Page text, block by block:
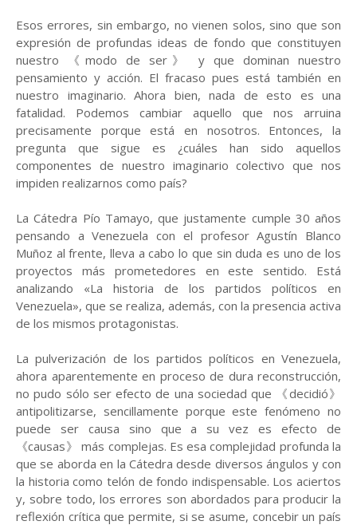
Esos errores, sin embargo, no vienen solos, sino que son
expresión de profundas ideas de fondo que constituyen
nuestro 《modo de ser》 y que dominan nuestro
pensamiento y acción. El fracaso pues está también en
nuestro imaginario. Ahora bien, nada de esto es una
fatalidad. Podemos cambiar aquello que nos arruina
precisamente porque está en nosotros. Entonces, la
pregunta que sigue es ¿cuáles han sido aquellos
componentes de nuestro imaginario colectivo que nos
impiden realizarnos como país?
La Cátedra Pío Tamayo, que justamente cumple 30 años
pensando a Venezuela con el profesor Agustín Blanco
Muñoz al frente, lleva a cabo lo que sin duda es uno de los
proyectos más prometedores en este sentido. Está
analizando «La historia de los partidos políticos en
Venezuela», que se realiza, además, con la presencia activa
de los mismos protagonistas.
La pulverización de los partidos políticos en Venezuela,
ahora aparentemente en proceso de dura reconstrucción,
no pudo sólo ser efecto de una sociedad que 《decidió》
antipolitizarse, sencillamente porque este fenómeno no
puede ser causa sino que a su vez es efecto de
《causas》 más complejas. Es esa complejidad profunda la
que se aborda en la Cátedra desde diversos ángulos y con
la historia como telón de fondo indispensable. Los aciertos
y, sobre todo, los errores son abordados para producir la
reflexión crítica que permite, si se asume, concebir un país